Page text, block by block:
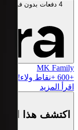
4 دفعات بدون فوائد بقيمة
MK Family
+
600 +نقاط ولاء!
اقرأ المزيد
اكتشف هذا المنتج